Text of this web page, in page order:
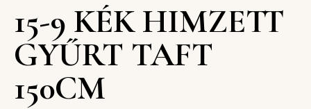
15-9 KÉK HIMZETT
GYŰRT TAFT
150CM